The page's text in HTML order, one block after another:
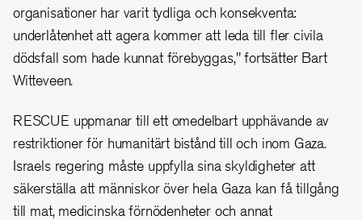
organisationer har varit tydliga och konsekventa:
underlåtenhet att agera kommer att leda till fler civila
dödsfall som hade kunnat förebyggas,"fortsätter Bart
Witteveen.
RESCUE uppmanar till ett omedelbart upphävande av
restriktioner för humanitärt bistånd till och inom Gaza.
Israels regering måste uppfylla sina skyldigheter att
säkerställa att människor över hela Gaza kan få tillgång
till mat, medicinska förnödenheter och annat